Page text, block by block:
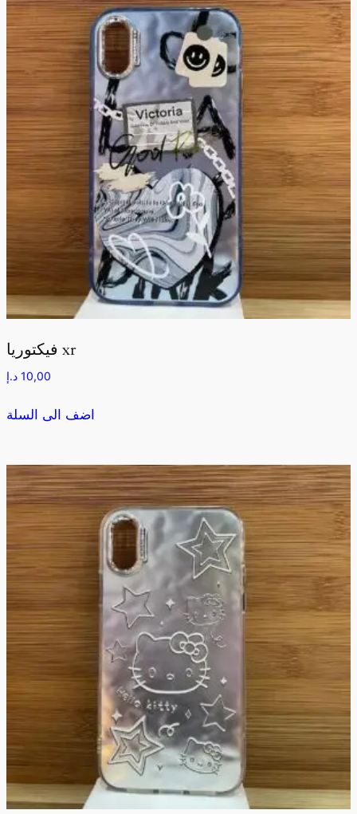
فيكتوريا xr
10,00 د.إ
اضف الى السلة